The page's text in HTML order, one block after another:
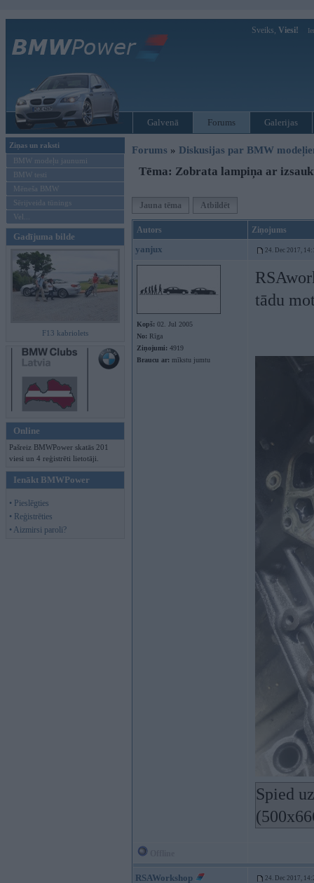
Sveiks, Viesi!
Galvenā Forums Galerijas
Ziņas un raksti
BMW modeļu jaunumi
BMW testi
Mēneša BMW
Sērijveida tūnings
Vel...
Gadījuma bilde
F13 kabriolets
Online
Pašreiz BMWPower skatās 201
viesi un 4 reģistrēti lietotāji.
Ienākt BMWPower
• Pieslēgties
• Reģistrēties
• Aizmirsi paroli?
Forums » Diskusijas par BMW
Tēma: Zobrata lampiņa ar
Jauna tēma Atbildēt
Autors Ziņojums
yanjux 24. Dec 2017,
Kopš: 02. Jul 2005
No: Rīga
Ziņojumi: 4919
Braucu ar: mīkstu jumtu
tādu
Spied
RSAWorkshop 24. Dec 2017,